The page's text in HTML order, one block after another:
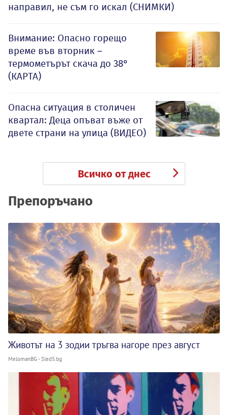
направил, не съм го искал (СНИМКИ)
Внимание: Опасно горещо
време във вторник –
термометърът скача до 38°
(КАРТА)
Опасна ситуация в столичен
квартал: Деца опъват въже от
двете страни на улица (ВИДЕО)
Всичко от днес
Препоръчано
Животът на 3 зодии тръгва нагоре през август
MelomanBG - Sled5.bg